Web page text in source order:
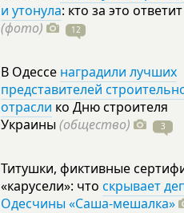
и утонула: кто за это
(фото)
12
В Одессе наградили лучших
представителей
отрасли ко Дню строителя
Украины (общество) 3
Титушки, фиктивные
«карусели»: что скрывает
Одесчины «Саша-мешалка»